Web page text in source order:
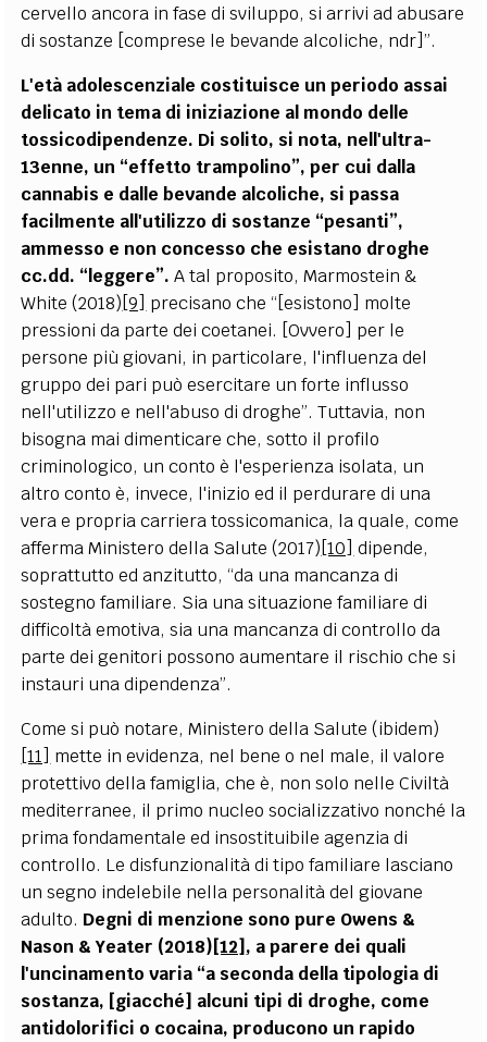
cervello ancora in fase di sviluppo, si arrivi ad abusare
di sostanze [comprese le bevande alcoliche, ndr]”.
L'età adolescenziale costituisce un periodo assai
delicato in tema di iniziazione al mondo delle
tossicodipendenze. Di solito, si nota, nell'ultra-
13enne, un “effetto trampolino”, per cui dalla
cannabis e dalle bevande alcoliche, si passa
facilmente all'utilizzo di sostanze “pesanti”,
ammesso e non concesso che esistano droghe
cc.dd. “leggere”. A tal proposito, Marmostein &
White (2018)[9] precisano che “[esistono] molte
pressioni da parte dei coetanei. [Ovvero] per le
persone più giovani, in particolare, l'influenza del
gruppo dei pari può esercitare un forte influsso
nell'utilizzo e nell'abuso di droghe”. Tuttavia, non
bisogna mai dimenticare che, sotto il profilo
criminologico, un conto è l'esperienza isolata, un
altro conto è, invece, l'inizio ed il perdurare di una
vera e propria carriera tossicomanica, la quale, come
afferma Ministero della Salute (2017)[10] dipende,
soprattutto ed anzitutto, “da una mancanza di
sostegno familiare. Sia una situazione familiare di
difficoltà emotiva, sia una mancanza di controllo da
parte dei genitori possono aumentare il rischio che si
instauri una dipendenza”.
Come si può notare, Ministero della Salute (ibidem)
[11] mette in evidenza, nel bene o nel male, il valore
protettivo della famiglia, che è, non solo nelle Civiltà
mediterranee, il primo nucleo socializzativo nonché la
prima fondamentale ed insostituibile agenzia di
controllo. Le disfunzionalità di tipo familiare lasciano
un segno indelebile nella personalità del giovane
adulto. Degni di menzione sono pure Owens &
Nason & Yeater (2018)[12], a parere dei quali
l'uncinamento varia “a seconda della tipologia di
sostanza, [giacché] alcuni tipi di droghe, come
antidolorifici o cocaina, producono un rapido